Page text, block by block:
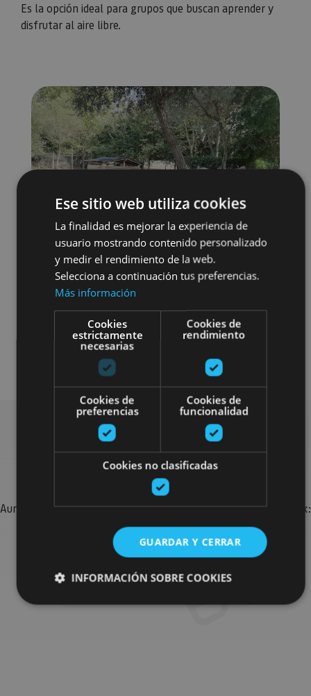
Es la opción ideal para grupos que buscan aprender y
disfrutar al aire libre.
Senderismo y montaña
Bilatu plan gehiago
Aurkitu zure bidaia Nafarroan osatzeko planak eta iradokizunak:
jarduera antolatuak, bisitak eta agendaren ekitaldi
garrantzitsuenak.
Joan planen bilatzailera
Ese sitio web utiliza cookies
La finalidad es mejorar la experiencia de
usuario mostrando contenido personalizado
y medir el rendimiento de la web.
Selecciona a continuación tus preferencias.
Más información
Cookies
estrictamente
necesarias
Cookies de
rendimiento
Cookies de
preferencias
Cookies de
funcionalidad
Cookies no clasificadas
GUARDAR Y CERRAR
INFORMACIÓN SOBRE COOKIES